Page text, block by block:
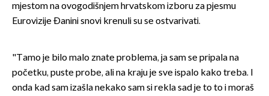
mjestom na ovogodišnjem hrvatskom izboru za pjesmu
Eurovizije Đanini snovi krenuli su se ostvarivati.
"Tamo je bilo malo znate problema, ja sam se pripala na
početku, puste probe, ali na kraju je sve ispalo kako treba. I
onda kad sam izašla nekako sam si rekla sad je to to i moraš